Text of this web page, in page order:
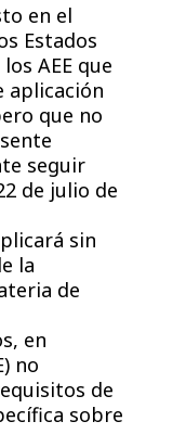
en el
Estados
AEE que
aplicación
que no
seguir
de julio de
sin
la
de
en
no
de
sobre